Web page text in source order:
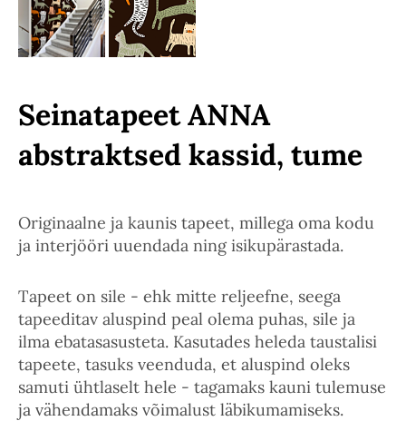
Seinatapeet ANNA
abstraktsed kassid, tume
Originaalne ja kaunis tapeet, millega oma kodu
ja interjööri uuendada ning isikupärastada.
Tapeet on sile - ehk mitte reljeefne, seega
tapeeditav aluspind peal olema puhas, sile ja
ilma ebatasasusteta. Kasutades heleda taustalisi
tapeete, tasuks veenduda, et aluspind oleks
samuti ühtlaselt hele - tagamaks kauni tulemuse
ja vähendamaks võimalust läbikumamiseks.